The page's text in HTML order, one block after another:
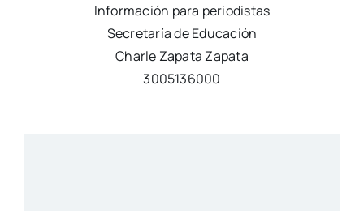
Información para periodistas
Secretaría de Educación
Charle Zapata Zapata
3005136000